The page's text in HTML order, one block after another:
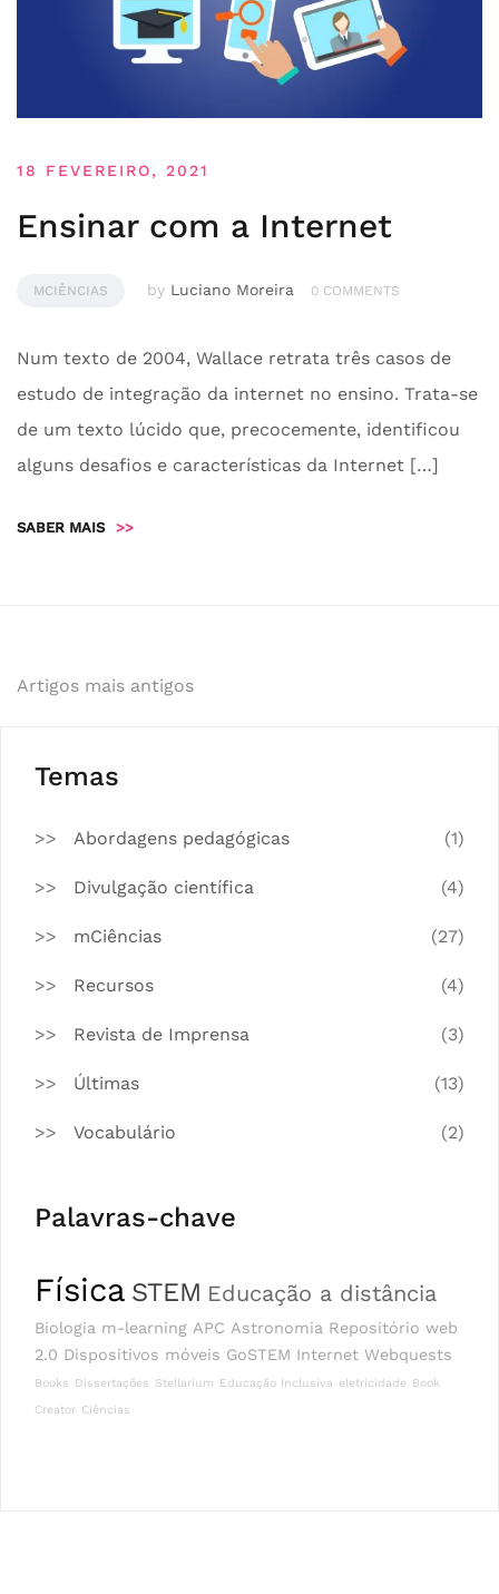
18 FEVEREIRO, 2021
Ensinar com a Internet
MCIÊNCIAS by Luciano Moreira 0 COMMENTS
Num texto de 2004, Wallace retrata três casos de
estudo de integração da internet no ensino. Trata-se
de um texto lúcido que, precocemente, identificou
alguns desafios e características da Internet […]
SABER MAIS >>
Navegação
artigos
Artigos mais antigos
Temas
Abordagens pedagógicas (1)
Divulgação científica (4)
mCiências (27)
Recursos (4)
Revista de Imprensa (3)
Últimas (13)
Vocabulário (2)
Palavras-chave
Física STEM Educação a distância
Biologia m-learning APC Astronomia Repositório web
2.0 Dispositivos móveis GoSTEM Internet Webquests
Books Dissertações Stellarium Educação Inclusiva eletricidade Book
Creator Ciências